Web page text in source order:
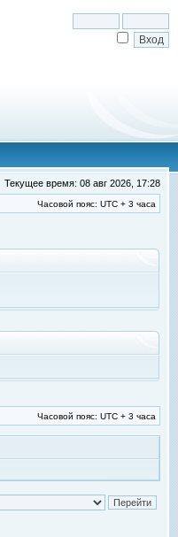
Текущее время: 08 авг 2026, 17:28
Часовой пояс: UTC + 3 часа
Часовой пояс: UTC + 3 часа